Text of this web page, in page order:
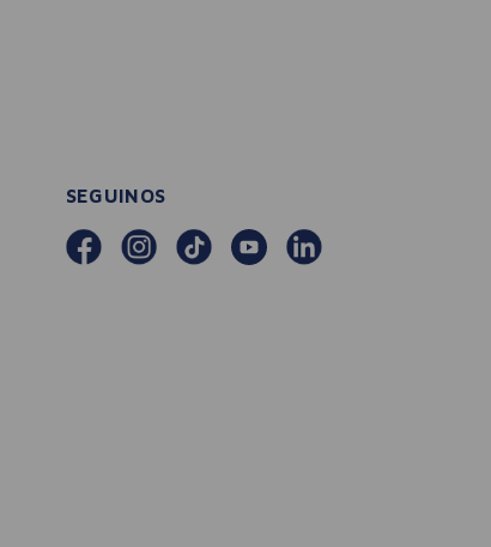
SEGUINOS